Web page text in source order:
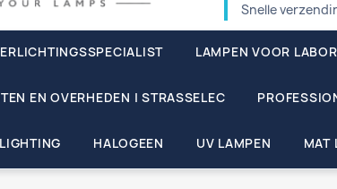
Snelle
LAMPEN VOOR
EN OVERHEDEN | STRASSELEC
HALOGEEN UV LAMPEN MAT